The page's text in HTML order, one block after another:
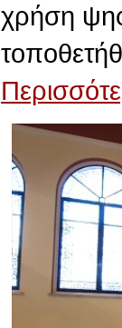
χρήση